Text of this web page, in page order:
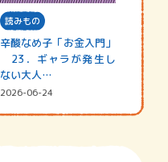
読みもの
辛酸なめ子「お金入門」
23．ギャラが発生し
ない大人…
2026-06-24